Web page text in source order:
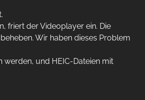
friert der Videoplayer ein. Die
Wir haben dieses Problem
werden, und HEIC-Dateien mit